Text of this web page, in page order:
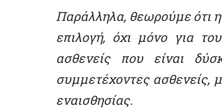
Παράλληλα, θεωρούμε ότι
επιλογή, όχι μόνο για
ασθενείς που είναι
συμμετέχοντες ασθενείς,
εναισθησίας.